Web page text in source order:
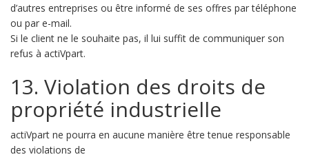
d’autres entreprises ou être informé de ses offres par téléphone
ou par e-mail.
Si le client ne le souhaite pas, il lui suffit de communiquer son
refus à actiVpart.
13. Violation des droits de
propriété industrielle
actiVpart ne pourra en aucune manière être tenue responsable
des violations de